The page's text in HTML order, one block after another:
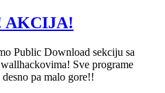
AKCIJA!
Public Download sekciju sa
Sve programe
pa malo gore!!